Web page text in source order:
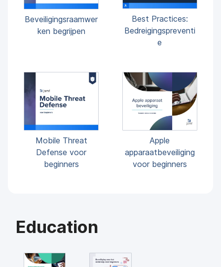
Beveiligingsraamwer
ken begrijpen
Best Practices:
Bedreigingspreventi
e
Mobile Threat
Defense voor
beginners
Apple
apparaatbeveiliging
voor beginners
Education